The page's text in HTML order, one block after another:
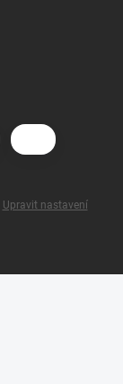
Upravit nastavení